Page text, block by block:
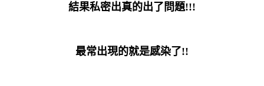
結果私密出真的出了問題!!!
最常出現的就是感染了!!